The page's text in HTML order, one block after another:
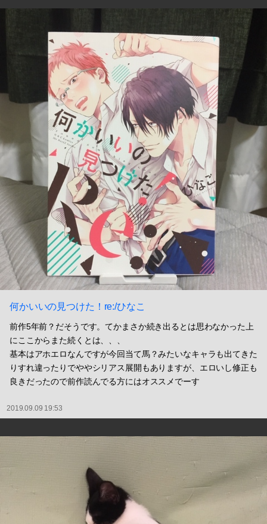
何かいいの見つけた！re:/ひなこ
前作5年前？だそうです。てかまさか続き出るとは思わなかった上
にここからまた続くとは、、、
基本はアホエロなんですが今回当て馬？みたいなキャラも出てきた
りすれ違ったりでややシリアス展開もありますが、エロいし修正も
良きだったので前作読んでる方にはオススメでーす
2019.09.09 19:53